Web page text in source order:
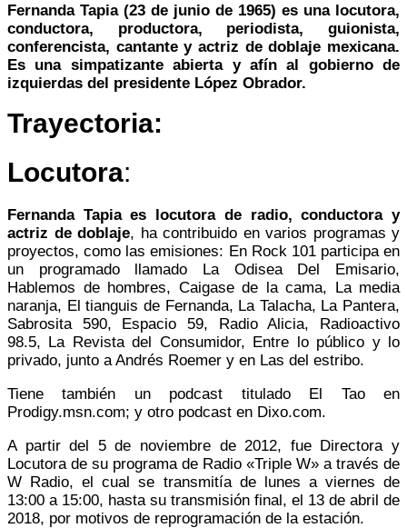
Fernanda Tapia (23 de junio de 1965) es una locutora,
conductora, productora, periodista, guionista,
conferencista, cantante y actriz de doblaje mexicana.
Es una simpatizante abierta y afín al gobierno de
izquierdas del presidente López Obrador.
Trayectoria:
Locutora:
Fernanda Tapia es locutora de radio, conductora y
actriz de doblaje, ha contribuido en varios programas y
proyectos, como las emisiones: En Rock 101 participa en
un programado llamado La Odisea Del Emisario,
Hablemos de hombres, Caigase de la cama, La media
naranja, El tianguis de Fernanda, La Talacha, La Pantera,
Sabrosita 590, Espacio 59, Radio Alicia, Radioactivo
98.5, La Revista del Consumidor, Entre lo público y lo
privado, junto a Andrés Roemer y en Las del estribo.​
Tiene también un podcast titulado El Tao en
Prodigy.msn.com; y otro podcast en Dixo.com.
A partir del 5 de noviembre de 2012, fue Directora y
Locutora de su programa de Radio «Triple W» a través de
W Radio, el cual se transmitía de lunes a viernes de
13:00 a 15:00, hasta su transmisión final, el 13 de abril de
2018, por motivos de reprogramación de la estación.